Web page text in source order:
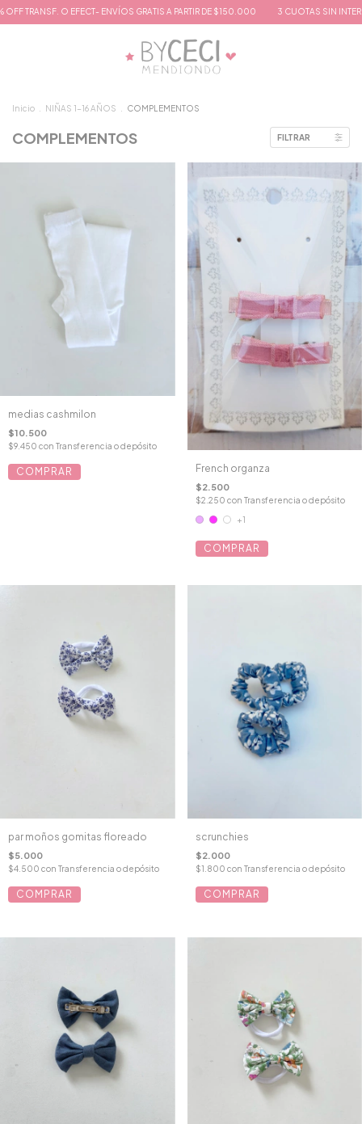
ENVÍOS GRATIS A PARTIR DE $150.000 3 CUOTAS SIN INTERÉS- 10% OFF TRANSF.
Inicio NIÑAS 1-16 AÑOS COMPLEMENTOS
COMPLEMENTOS FILTRAR
medias cashmilon
$10.500
$9.450 con Transferencia o depósito
COMPRAR French organza
$2.500
$2.250 con Transferencia o depósito
+1
COMPRAR
par moños gomitas floreado
$5.000
$4.500 con Transferencia o depósito
scrunchies
$2.000
$1.800 con Transferencia o depósito